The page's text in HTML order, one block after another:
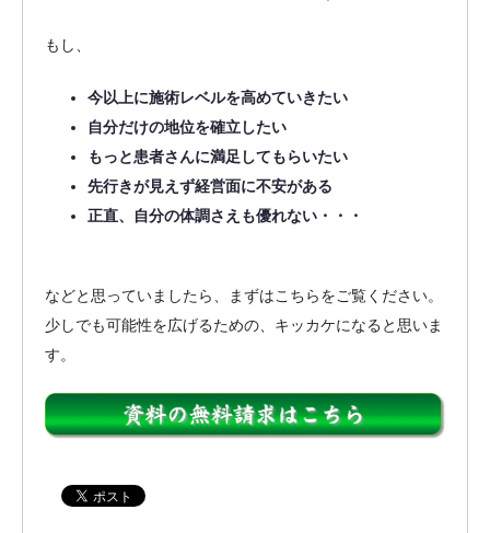
もし、
今以上に施術レベルを高めていきたい
自分だけの地位を確立したい
もっと患者さんに満足してもらいたい
先行きが見えず経営面に不安がある
正直、自分の体調さえも優れない・・・
などと思っていましたら、まずはこちらをご覧ください。
少しでも可能性を広げるための、キッカケになると思いま
す。